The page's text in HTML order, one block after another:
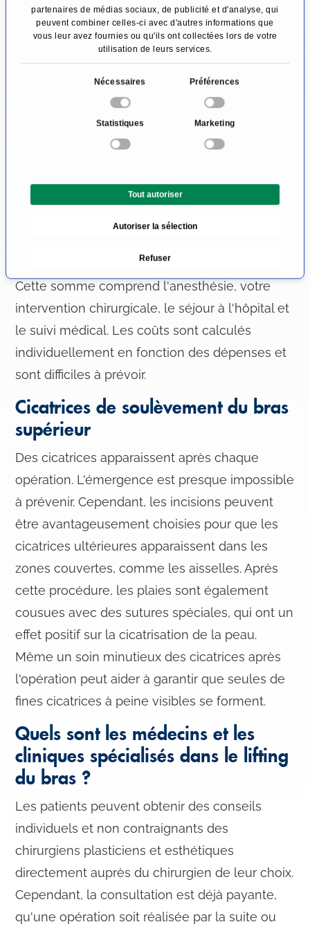
partenaires de médias sociaux, de publicité et d'analyse, qui
peuvent combiner celles-ci avec d'autres informations que
vous leur avez fournies ou qu'ils ont collectées lors de votre
utilisation de leurs services.
o
s
e
e
e
n
Nécessaires Préférences
Statistiques Marketing
Tout autoriser
Autoriser la sélection
Refuser
dirigée vers la partie supérieure des bras.
L'avantage de cette méthode est qu'il n'y a pas
de cicatrices et que seul le sommeil
Combien coûte un lifting de la
partie supérieure du bras ?
presque toujours une intervention purement
esthétique, sans aucune nécessité médicale.
paie pas les factures de 3000-5000 euros.
Cette somme comprend l'anesthésie, votre
intervention chirurgicale, le séjour à l'hôpital et
le suivi médical. Les coûts sont calculés
individuellement en fonction des dépenses et
sont difficiles à prévoir.
Cicatrices de soulèvement du bras
supérieur
Des cicatrices apparaissent après chaque
opération. L'émergence est presque impossible
à prévenir. Cependant, les incisions peuvent
être avantageusement choisies pour que les
cicatrices ultérieures apparaissent dans les
zones couvertes, comme les aisselles. Après
cette procédure, les plaies sont également
cousues avec des sutures spéciales, qui ont un
effet positif sur la cicatrisation de la peau.
Même un soin minutieux des cicatrices après
l'opération peut aider à garantir que seules de
fines cicatrices à peine visibles se forment.
Quels sont les médecins et les
cliniques spécialisés dans le lifting
du bras ?
Les patients peuvent obtenir des conseils
individuels et non contraignants des
chirurgiens plasticiens et esthétiques
directement auprès du chirurgien de leur choix.
Cependant, la consultation est déjà payante,
qu'une opération soit réalisée par la suite ou